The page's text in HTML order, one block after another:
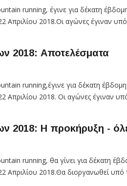
running, έγινε για δέκατη
Απριλίου 2018.Οι αγώνες έγιναν
2018: Αποτελέσματα
running,έγινε για δέκατη
Απριλίου 2018. Οι αγώνες έγιναν
2018: Η προκήρυξη -
running, θα γίνει για δέκατη
Απριλίου 2018.Θα διοργανωθεί